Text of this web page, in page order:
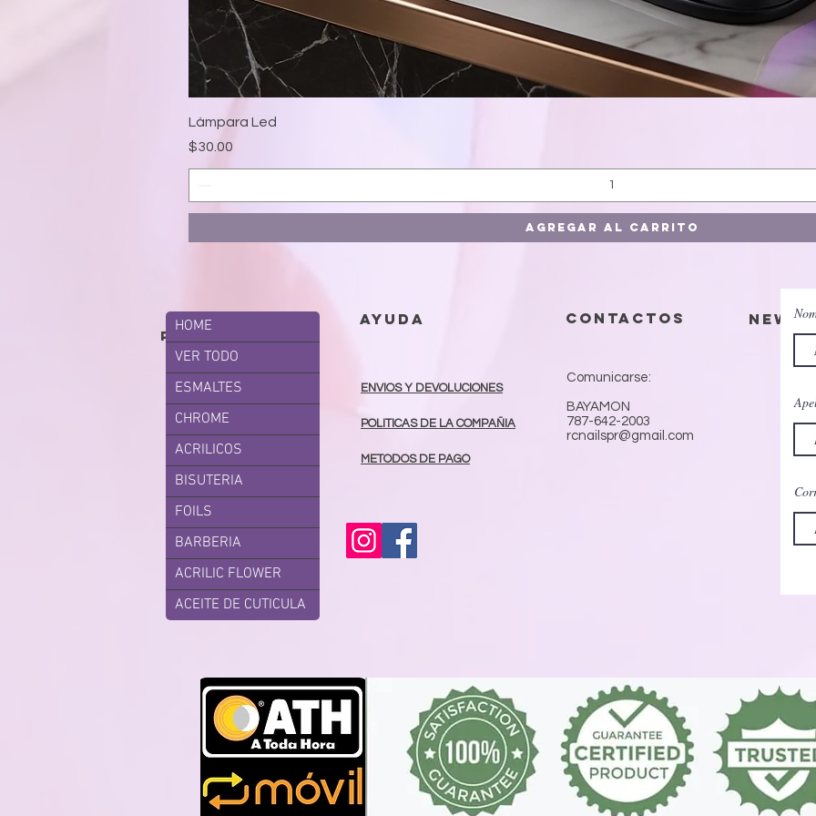
Lámpara Led
Precio
$30.00
Agregar al carrito
productos
HOME
VER TODO
ESMALTES
CHROME
ACRILICOS
BISUTERIA
FOILS
BARBERIA
ACRILIC FLOWER
ACEITE DE CUTICULA
ayuda
ENVIOS Y DEVOLUCIONES
POLITICAS DE LA COMPAÑIA
METODOS DE PAGO
contactos
Comunicarse:
BAYAMON
787-642-2003
rcnailspr@gmail.com